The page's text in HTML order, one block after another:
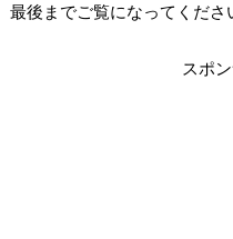
最後までご覧になってくださ
スポ